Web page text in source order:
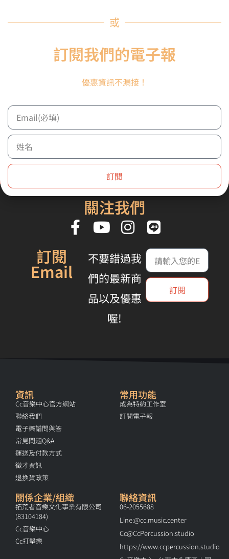
【預購商品】
【SALYERS】MSQ2
鼓棒袋 雙口袋
加入購物車
【預購商品】
【SALYERS】MSQ1
鼓棒袋 單一口袋
We ship anywhere in the
World!
關注我們
訂閱
Email
不要錯過我
們的最新商
品以及優惠
喔!
訂閱
資訊
Cc音樂中心官方網站
聯絡我們
電子樂譜問與答
常見問題Q&A
運送及付款方式
徵才資訊
退換貨政策
常用功能
成為特約工作室
訂閱電子報
關係企業/組織
拓荒者音樂文化事業有限公司
(83104184)
Cc音樂中心
Cc打擊樂
聯絡資訊
06-2055688
Line:@cc.music.center
Cc@CcPercussion.studio
https://www.ccpercussion.studio
或
訂閱我們的電子報
優惠資訊不漏接！
訂閱